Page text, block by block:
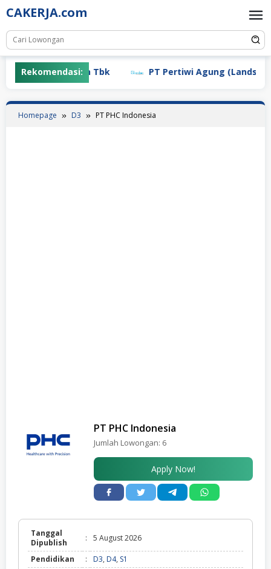
Skip
to
content
CAKERJA.com
Rekomendasi:
Mayora Indah Tbk PT Pertiwi Agung (Landson)
Homepage D3 PT PHC Indonesia
PT PHC Indonesia
Jumlah Lowongan: 6
Apply Now!
Tanggal
Dipublish
: 5 August 2026
Pendidikan : D3, D4, S1